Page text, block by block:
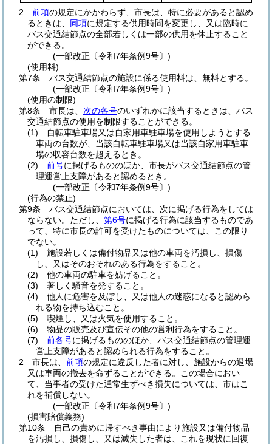
2 前項の規定にかかわらず、市長は、特に必要があると認め
るときは、 同項に規定する供用時間を変更し、又は臨時に
バス交通結節点の全部若しくは一部の供用を休止すること
ができる。
(一部改正〔令和7年条例9号〕)
(使用料)
第7条
バス交通結節点の施設に係る使用料は、無料とする。
(一部改正〔令和7年条例9号〕)
(使用の制限)
第8条
市長は、 次の各号のいずれかに該当するときは、バス
交通結節点の使用を制限することができる。
(1)
自転車駐車場又は自家用車駐車場を使用しようとする
車両の台数が、当該自転車駐車場又は当該自家用車駐車
場の収容台数を超えるとき。
(2)
前号に掲げるもののほか、市長がバス交通結節点の管
理運営上支障があると認めるとき。
(一部改正〔令和7年条例9号〕)
(行為の禁止)
第9条
バス交通結節点においては、次に掲げる行為をしては
ならない。 ただし、 第6号に掲げる行為に該当するものであ
って、特に市長の許可を受けたものについては、この限り
でない。
(1)
施設若しくは備付物品又は他の車両を汚損し、損傷
し、又はそのおそれのある行為をすること。
(2)
他の車両の駐車を妨げること。
(3)
著しく騒音を発すること。
(4)
他人に危害を及ぼし、又は他人の迷惑になると認めら
れる物を持ち込むこと。
(5)
喫煙し、又は火気を使用すること。
(6)
物品の販売及び宣伝その他の営利行為をすること。
(7)
前各号に掲げるもののほか、バス交通結節点の管理運
営上支障があると認められる行為をすること。
2
市長は、 前項の規定に違反した者に対し、施設からの退場
又は車両の撤去を命ずることができる。
この場合におい
て、当事者の受けた通常生ずべき損失については、市はこ
れを補償しない。
(一部改正〔令和7年条例9号〕)
(損害賠償義務)
第10条
自己の責めに帰すべき事由により施設又は備付物品
を汚損し、損傷し、又は滅失した者は、これを現状に回復